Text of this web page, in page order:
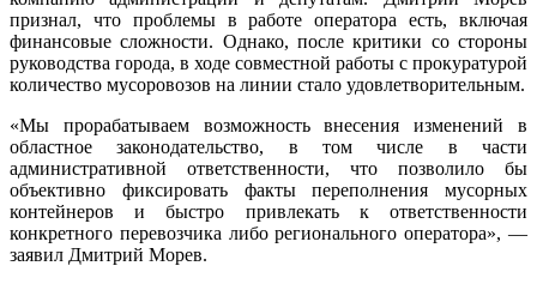
признал, что проблемы в работе оператора есть, включая
финансовые сложности. Однако, после критики со стороны
руководства города, в ходе совместной работы с прокуратурой
количество мусоровозов на линии стало удовлетворительным.
«Мы прорабатываем возможность внесения изменений в
областное законодательство, в том числе в части
административной ответственности, что позволило бы
объективно фиксировать факты переполнения мусорных
контейнеров и быстро привлекать к ответственности
конкретного перевозчика либо регионального оператора», —
заявил Дмитрий Морев.